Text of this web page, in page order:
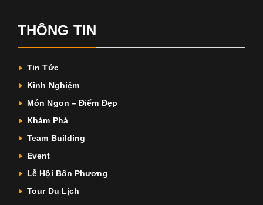
THÔNG TIN
Tin Tức
Kinh Nghiệm
Món Ngon – Điểm Đẹp
Khám Phá
Team Building
Event
Lễ Hội Bốn Phương
Tour Du Lịch